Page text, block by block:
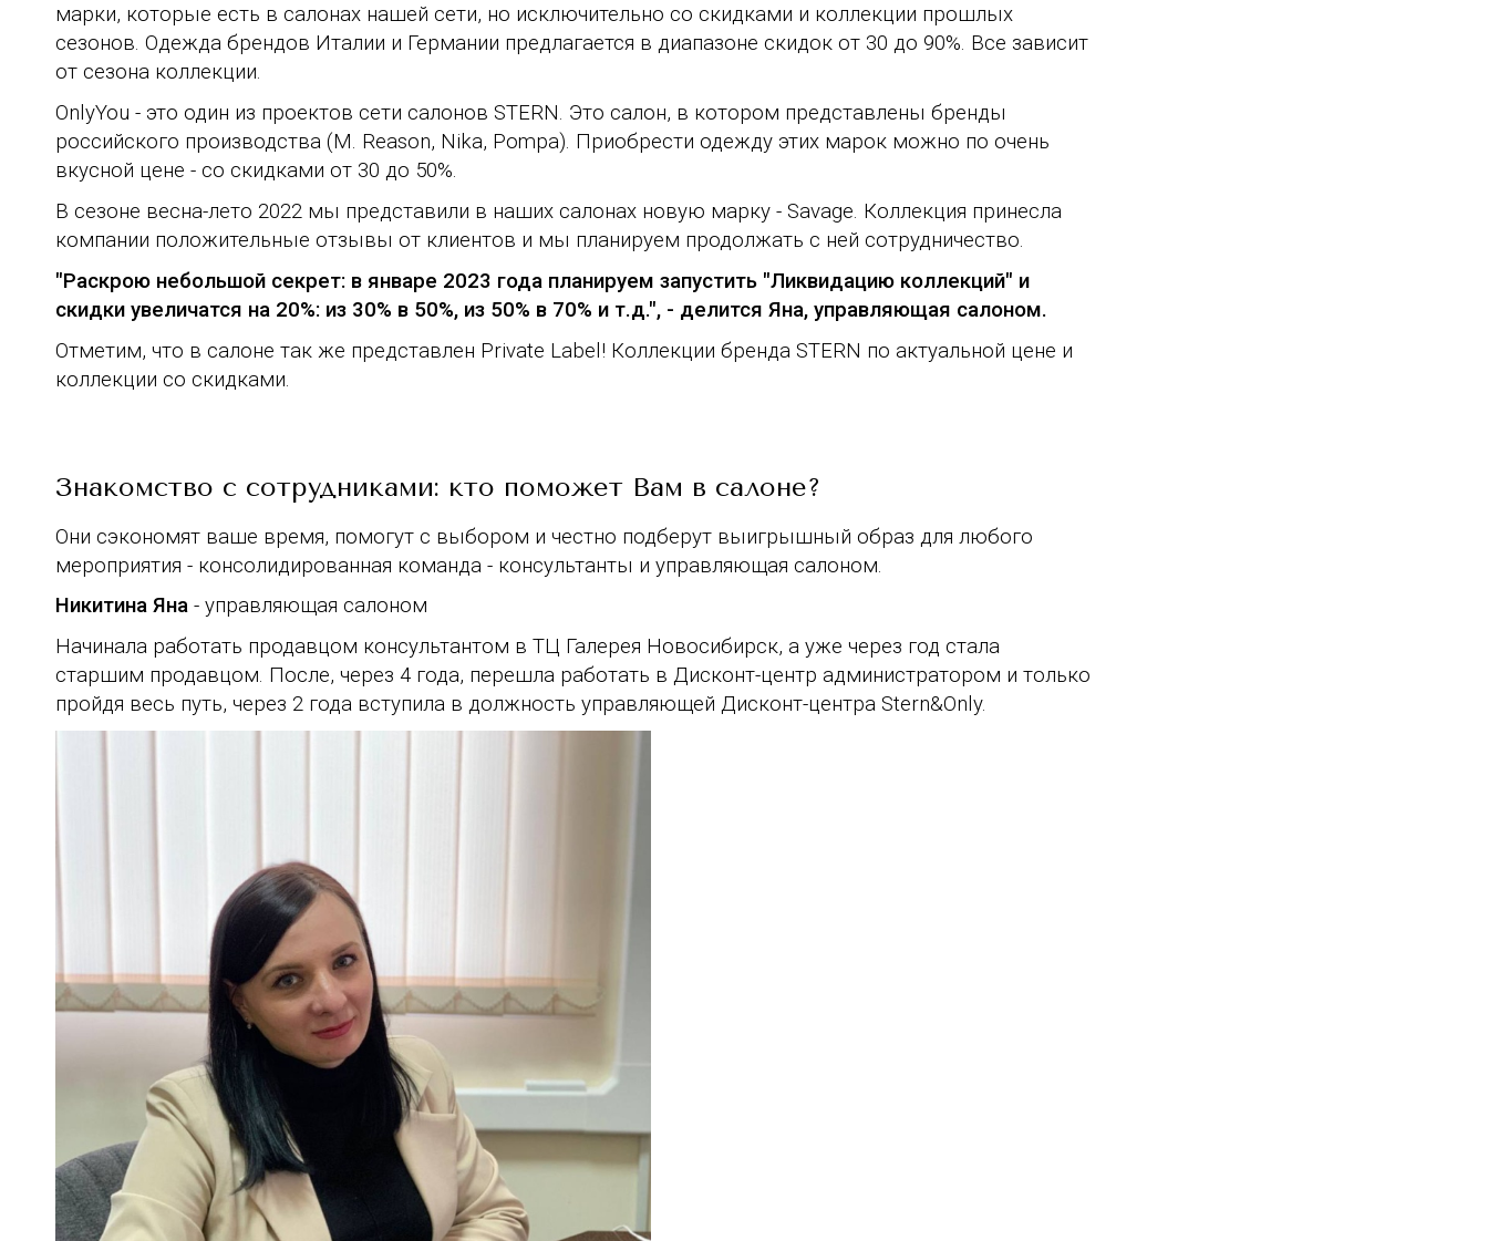
марки, которые есть в салонах нашей сети, но исключительно со скидками и коллекции прошлых
сезонов. Одежда брендов Италии и Германии предлагается в диапазоне скидок от 30 до 90%. Все зависит
от сезона коллекции.
OnlyYou - это один из проектов сети салонов STERN. Это салон, в котором представлены бренды
российского производства (M. Reason, Nika, Pompa). Приобрести одежду этих марок можно по очень
вкусной цене - со скидками от 30 до 50%.
В сезоне весна-лето 2022 мы представили в наших салонах новую марку - Savage. Коллекция принесла
компании положительные отзывы от клиентов и мы планируем продолжать с ней сотрудничество.
"Раскрою небольшой секрет: в январе 2023 года планируем запустить "Ликвидацию коллекций" и
скидки увеличатся на 20%: из 30% в 50%, из 50% в 70% и т.д.", - делится Яна, управляющая салоном.
Отметим, что в салоне так же представлен Private Label! Коллекции бренда STERN по актуальной цене и
коллекции со скидками.
Знакомство с сотрудниками: кто поможет Вам в салоне?
Они сэкономят ваше время, помогут с выбором и честно подберут выигрышный образ для любого
мероприятия - консолидированная команда - консультанты и управляющая салоном.
Никитина Яна - управляющая салоном
Начинала работать продавцом консультантом в ТЦ Галерея Новосибирск, а уже через год стала
старшим продавцом. После, через 4 года, перешла работать в Дисконт-центр администратором и только
пройдя весь путь, через 2 года вступила в должность управляющей Дисконт-центра Stern&Оnly.